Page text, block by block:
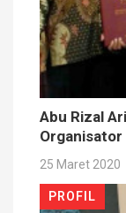
Abu Rizal
Organisator
25 Maret 2020
PROFIL